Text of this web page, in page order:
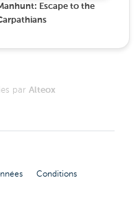
Escape to the
par Alteox
Conditions